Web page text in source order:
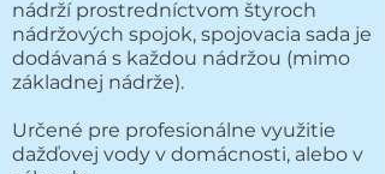
nádrží prostredníctvom štyroch
nádržových spojok, spojovacia sada je
dodávaná s každou nádržou (mimo
základnej nádrže).
Určené pre profesionálne využitie
dažďovej vody v domácnosti, alebo v